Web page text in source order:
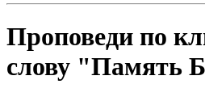
Проповеди по
слову "Память